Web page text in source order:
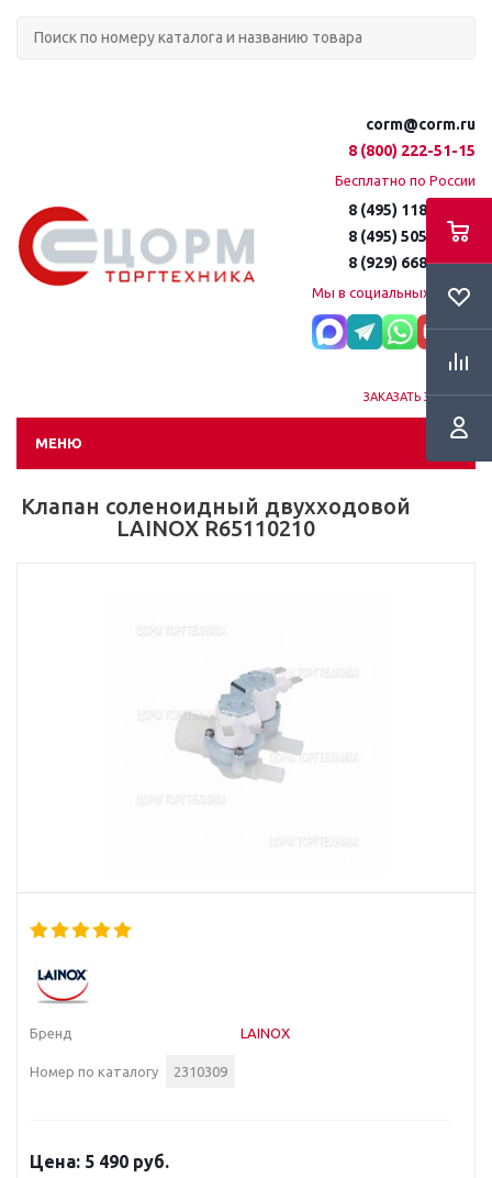
corm@corm.ru
8 (800) 222-51-15
Бесплатно по России
8 (495) 118-61-16
8 (495) 505-51-15
8 (929) 668-95-35
Мы в социальных сетях:
ЗАКАЗАТЬ ЗВОНОК
МЕНЮ
Клапан соленоидный двухходовой
LAINOX R65110210
Бренд LAINOX
Номер по каталогу 2310309
5 490 руб.